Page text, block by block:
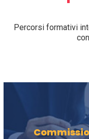
Percorsi formativi
con